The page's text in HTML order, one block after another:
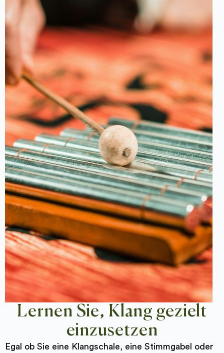
Lernen Sie, Klang gezielt
einzusetzen
Egal ob Sie eine Klangschale, eine Stimmgabel oder